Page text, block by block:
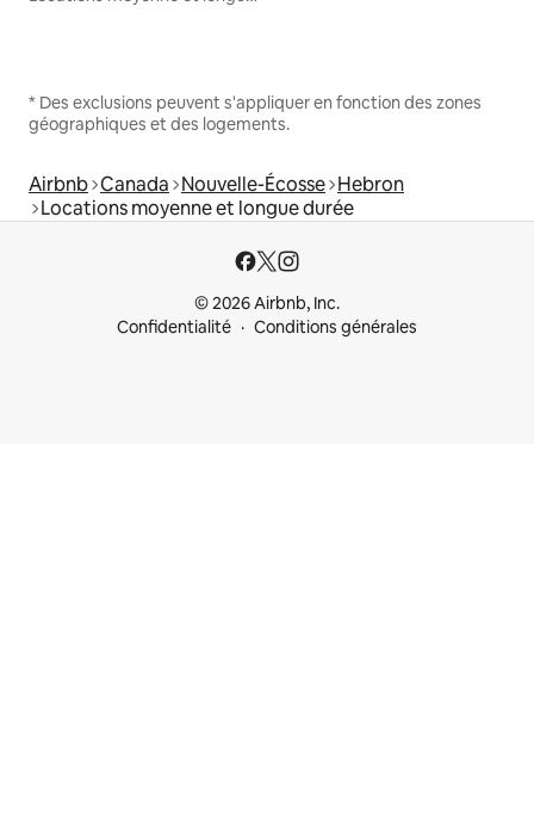
* Des exclusions peuvent s'appliquer en fonction des zones
géographiques et des logements.
Airbnb Canada Nouvelle-Écosse Hebron
Locations moyenne et longue durée
© 2026 Airbnb, Inc.
Confidentialité
Conditions générales